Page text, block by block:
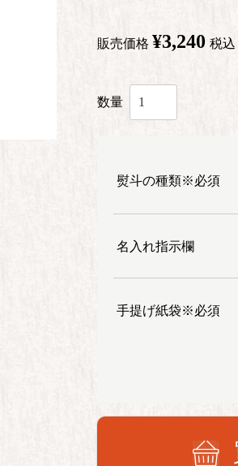
販売価格 ¥3,240 税込
熨斗の種類※必須
名入れ指示欄
手提げ紙袋※必須